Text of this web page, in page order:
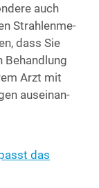
auch
Strah­len­me­
dass Sie
Behand­lung
Arzt mit
aus­ein­an­
das